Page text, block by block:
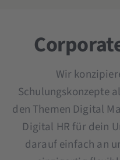
Seminar und
Wir
Schulungskonzepte
den Themen Digital
Digital HR für dein
darauf einfach an